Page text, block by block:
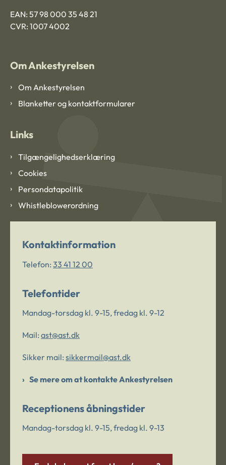
EAN: 57 98 000 35 48 21
CVR: 1007 4002
Om Ankestyrelsen
Om Ankestyrelsen
Blanketter og kontaktformularer
Links
Tilgængelighedserklæring
Cookies
Persondatapolitik
Whistleblowerordning
Kontaktinformation
Telefon: 33 41 12 00
Telefontider
Mandag-torsdag kl. 9-15, fredag kl. 9-12
Mail: ast@ast.dk
Sikker mail: sikkermail@ast.dk
Se mere om at kontakte Ankestyrelsen
Receptionens åbningstider
Mandag-torsdag kl. 9-15, fredag kl. 9-13